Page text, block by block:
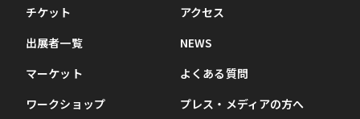
チケット
出展者一覧
マーケット
ワークショップ
アクセス
NEWS
よくある質問
プレス・メディアの方へ